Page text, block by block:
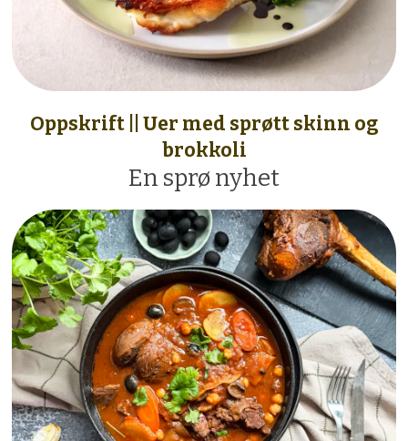
Oppskrift || Uer med sprøtt skinn og
brokkoli
En sprø nyhet